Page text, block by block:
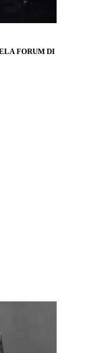
FORUM DI